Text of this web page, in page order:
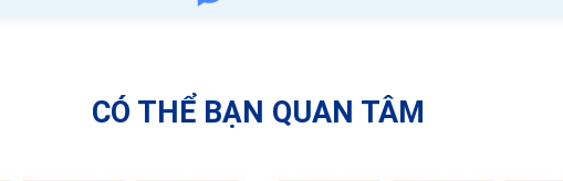
CÓ THỂ BẠN QUAN TÂM